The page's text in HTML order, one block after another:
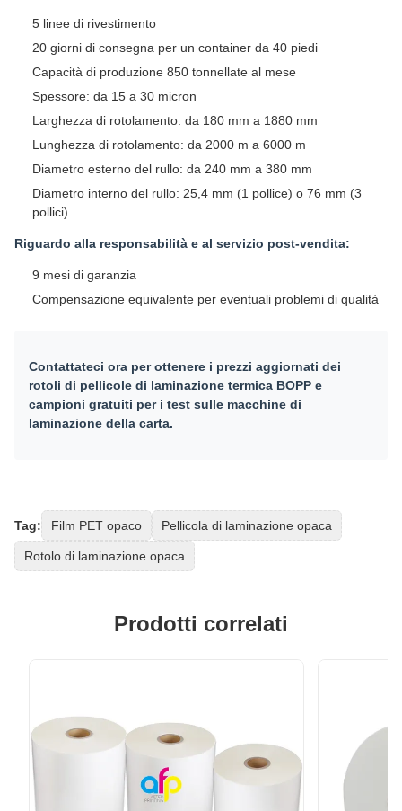
5 linee di rivestimento
20 giorni di consegna per un container da 40 piedi
Capacità di produzione 850 tonnellate al mese
Spessore: da 15 a 30 micron
Larghezza di rotolamento: da 180 mm a 1880 mm
Lunghezza di rotolamento: da 2000 m a 6000 m
Diametro esterno del rullo: da 240 mm a 380 mm
Diametro interno del rullo: 25,4 mm (1 pollice) o 76 mm (3
pollici)
Riguardo alla responsabilità e al servizio post-vendita:
9 mesi di garanzia
Compensazione equivalente per eventuali problemi di qualità
Contattateci ora per ottenere i prezzi aggiornati dei
rotoli di pellicole di laminazione termica BOPP e
campioni gratuiti per i test sulle macchine di
laminazione della carta.
Tag: Film PET opaco Pellicola di laminazione opaca
Rotolo di laminazione opaca
Prodotti correlati